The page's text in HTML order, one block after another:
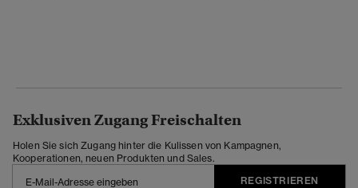
Exklusiven Zugang Freischalten
Holen Sie sich Zugang hinter die Kulissen von Kampagnen,
Kooperationen, neuen Produkten und Sales.
REGISTRIEREN